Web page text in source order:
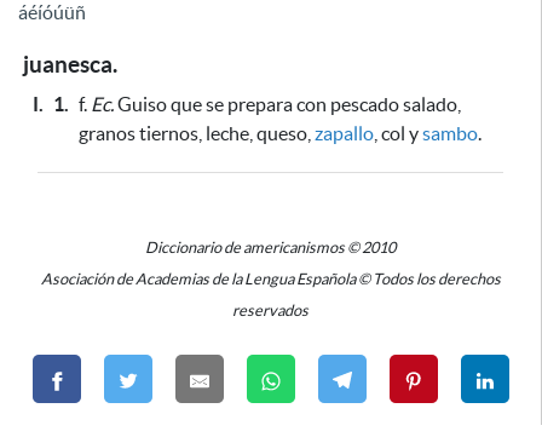
áéíóúüñ
juanesca.
I. 1. f. Ec.Guiso que se prepara con pescado salado,
granos tiernos, leche, queso, zapallo , col ysambo.
Diccionario de americanismos © 2010
Asociación de Academias de la Lengua Española © Todos los derechos
reservados